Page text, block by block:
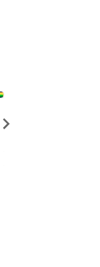
SEQUENCIAL DO 1+2)